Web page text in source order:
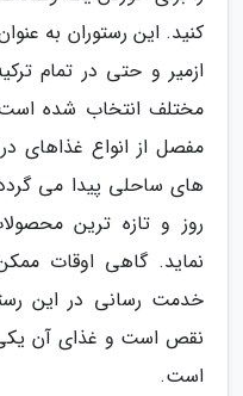
کنید. این رستوران به
ازمیر و حتی در تمام
مختلف انتخاب شده
مفصل از انواع غذاهای
های ساحلی پیدا می
روز و تازه ترین
نماید. گاهی اوقات
خدمت رسانی در این
نقص است و غذای آن یکی
است.